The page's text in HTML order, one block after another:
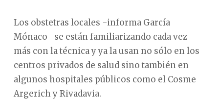
Los obstetras locales -informa García
Mónaco- se están familiarizando cada vez
más con la técnica y ya la usan no sólo en los
centros privados de salud sino también en
algunos hospitales públicos como el Cosme
Argerich y Rivadavia.